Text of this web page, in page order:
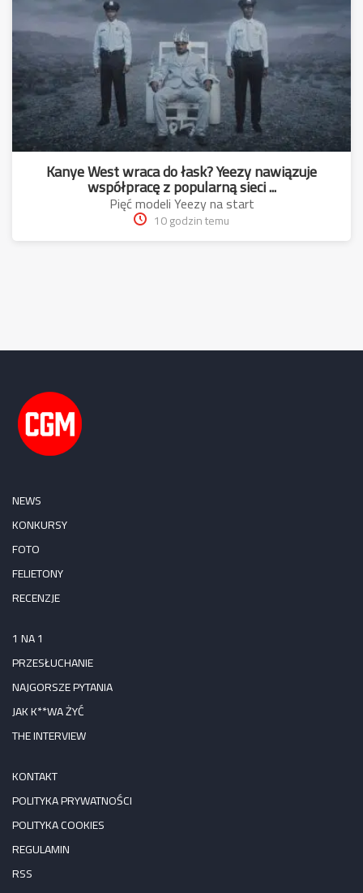
Kanye West wraca do łask? Yeezy nawiązuje
współpracę z popularną sieci ...
Pięć modeli Yeezy na start
10 godzin temu
NEWS
KONKURSY
FOTO
FELIETONY
RECENZJE
1 NA 1
PRZESŁUCHANIE
NAJGORSZE PYTANIA
JAK K**WA ŻYĆ
THE INTERVIEW
KONTAKT
POLITYKA PRYWATNOŚCI
POLITYKA COOKIES
REGULAMIN
RSS